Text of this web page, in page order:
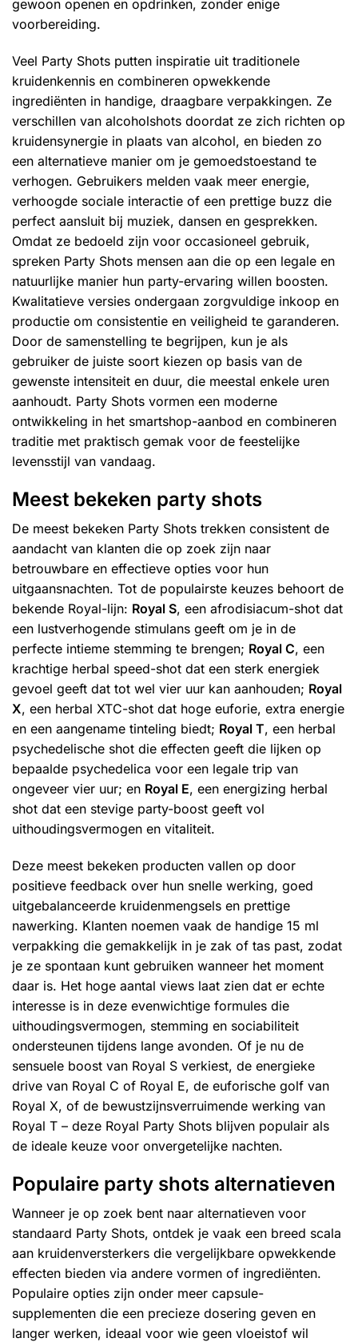
gewoon openen en opdrinken, zonder enige
voorbereiding.
Veel Party Shots putten inspiratie uit traditionele
kruidenkennis en combineren opwekkende
ingrediënten in handige, draagbare verpakkingen. Ze
verschillen van alcoholshots doordat ze zich richten op
kruidensynergie in plaats van alcohol, en bieden zo
een alternatieve manier om je gemoedstoestand te
verhogen. Gebruikers melden vaak meer energie,
verhoogde sociale interactie of een prettige buzz die
perfect aansluit bij muziek, dansen en gesprekken.
Omdat ze bedoeld zijn voor occasioneel gebruik,
spreken Party Shots mensen aan die op een legale en
natuurlijke manier hun party-ervaring willen boosten.
Kwalitatieve versies ondergaan zorgvuldige inkoop en
productie om consistentie en veiligheid te garanderen.
Door de samenstelling te begrijpen, kun je als
gebruiker de juiste soort kiezen op basis van de
gewenste intensiteit en duur, die meestal enkele uren
aanhoudt. Party Shots vormen een moderne
ontwikkeling in het smartshop-aanbod en combineren
traditie met praktisch gemak voor de feestelijke
levensstijl van vandaag.
Meest bekeken party shots
De meest bekeken Party Shots trekken consistent de
aandacht van klanten die op zoek zijn naar
betrouwbare en effectieve opties voor hun
uitgaansnachten. Tot de populairste keuzes behoort de
bekende Royal-lijn: Royal S, een afrodisiacum-shot dat
een lustverhogende stimulans geeft om je in de
perfecte intieme stemming te brengen; Royal C, een
krachtige herbal speed-shot dat een sterk energiek
gevoel geeft dat tot wel vier uur kan aanhouden; Royal
X, een herbal XTC-shot dat hoge euforie, extra energie
en een aangename tinteling biedt; Royal T, een herbal
psychedelische shot die effecten geeft die lijken op
bepaalde psychedelica voor een legale trip van
ongeveer vier uur; en Royal E, een energizing herbal
shot dat een stevige party-boost geeft vol
uithoudingsvermogen en vitaliteit.
Deze meest bekeken producten vallen op door
positieve feedback over hun snelle werking, goed
uitgebalanceerde kruidenmengsels en prettige
nawerking. Klanten noemen vaak de handige 15 ml
verpakking die gemakkelijk in je zak of tas past, zodat
je ze spontaan kunt gebruiken wanneer het moment
daar is. Het hoge aantal views laat zien dat er echte
interesse is in deze evenwichtige formules die
uithoudingsvermogen, stemming en sociabiliteit
ondersteunen tijdens lange avonden. Of je nu de
sensuele boost van Royal S verkiest, de energieke
drive van Royal C of Royal E, de euforische golf van
Royal X, of de bewustzijnsverruimende werking van
Royal T – deze Royal Party Shots blijven populair als
de ideale keuze voor onvergetelijke nachten.
Populaire party shots alternatieven
Wanneer je op zoek bent naar alternatieven voor
standaard Party Shots, ontdek je vaak een breed scala
aan kruidenversterkers die vergelijkbare opwekkende
effecten bieden via andere vormen of ingrediënten.
Populaire opties zijn onder meer capsule-
supplementen die een precieze dosering geven en
langer werken, ideaal voor wie geen vloeistof wil